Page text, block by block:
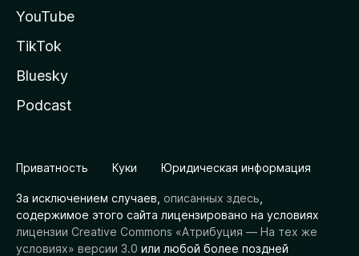
YouTube
TikTok
Bluesky
Podcast
Приватность Куки Юридическая информация
За исключением случаев, описанных здесь
содержимое этого сайта лицензировано на условиях
лицензии Creative Commons «Атрибуция — На тех же
условиях» версии 3.0 или любой более поздней